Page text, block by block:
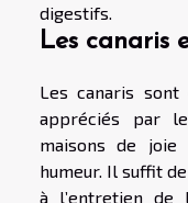
digestifs.
Les canaris
Les canaris sont
appréciés par
maisons de
humeur. Il suffit
à l’entretien de